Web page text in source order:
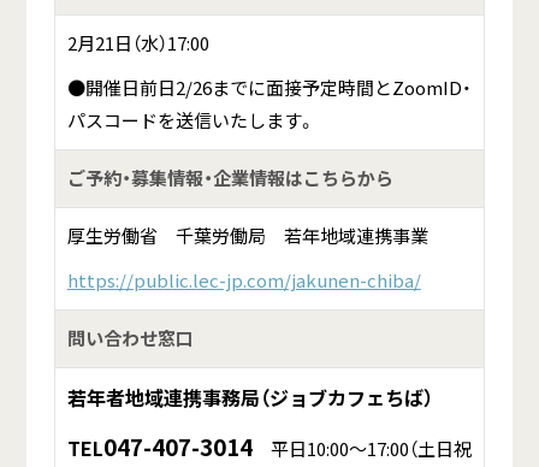
2月21日（水）17:00
●開催日前日2/26までに面接予定時間とZoomID・
パスコードを送信いたします。
ご予約・募集情報・企業情報はこちらから
厚生労働省 千葉労働局 若年地域連携事業
https://public.lec-jp.com/jakunen-chiba/
問い合わせ窓口
若年者地域連携事務局（ジョブカフェちば）
TEL047-407-3014平日10:00～17:00（土日祝